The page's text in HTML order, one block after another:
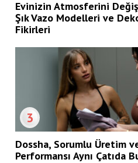
Evinizin Atmosferini
Şık Vazo Modelleri ve
Fikirleri
3
Dossha, Sorumlu Üretim
Performansı Aynı Çatıda